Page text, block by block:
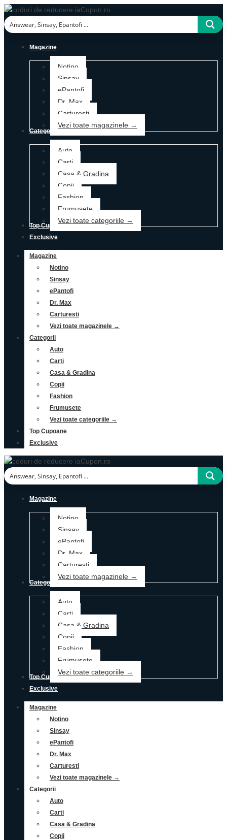
Magazine
Notino
Sinsay
ePantofi
Dr. Max
Carturesti
Vezi toate magazinele →
Categorii
Auto
Carti
Casa & Gradina
Copii
Fashion
Frumusete
Vezi toate categoriile →
Top Cupoane
Exclusive
Magazine
Notino
Sinsay
ePantofi
Dr. Max
Carturesti
Vezi toate magazinele →
Categorii
Auto
Carti
Casa & Gradina
Copii
Fashion
Frumusete
Vezi toate categoriile →
Top Cupoane
Exclusive
Magazine
Notino
Sinsay
ePantofi
Dr. Max
Carturesti
Vezi toate magazinele →
Categorii
Auto
Carti
Casa & Gradina
Copii
Fashion
Frumusete
Vezi toate categoriile →
Top Cupoane
Exclusive
Magazine
Notino
Sinsay
ePantofi
Dr. Max
Carturesti
Vezi toate magazinele →
Categorii
Auto
Carti
Casa & Gradina
Copii